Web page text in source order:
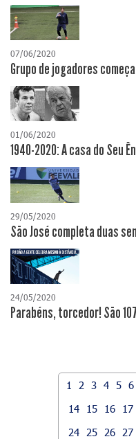
07/06/2020
Grupo de jogadores
01/06/2020
1940-2020: A casa do Seu
29/05/2020
São José completa duas
24/05/2020
Parabéns, torcedor! São
1 2 3 4 5 6
14
15 16 17
24
25 26 27